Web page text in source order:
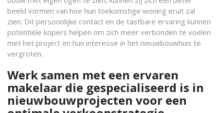
beeld vormen van hoe hun toekomstige woning eruit zal
zien. Dit persoonlijke contact en de tastbare ervaring kunnen
potentiële kopers helpen om zich meer verbonden te voelen
met het project en hun interesse in het nieuwbouwhuis te
vergroten.
Werk samen met een ervaren
makelaar die gespecialiseerd is in
nieuwbouwprojecten voor een